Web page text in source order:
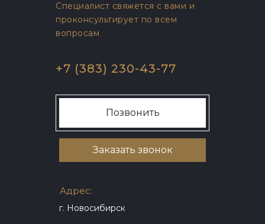
г. Новосибирск
Адрес:
Заказать звонок
+7 (383) 230-43-77
Специалист свяжется с вами и
проконсультирует по всем
вопросам
Позвонить